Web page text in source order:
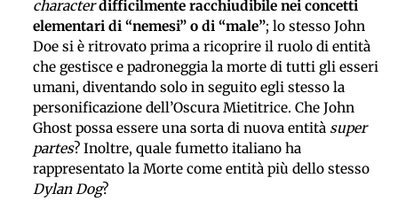
character difficilmente racchiudibile nei concetti
elementari di “nemesi” o di “male”; lo stesso John
Doe si è ritrovato prima a ricoprire il ruolo di entità
che gestisce e padroneggia la morte di tutti gli esseri
umani, diventando solo in seguito egli stesso la
personificazione dell’Oscura Mietitrice. Che John
Ghost possa essere una sorta di nuova entità super
partes? Inoltre, quale fumetto italiano ha
rappresentato la Morte come entità più dello stesso
Dylan Dog?